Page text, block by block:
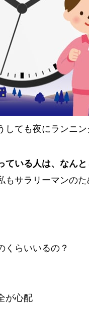
ても夜にランニン
ている人は、なん
もサラリーマンの
くらいいるの？
が心配